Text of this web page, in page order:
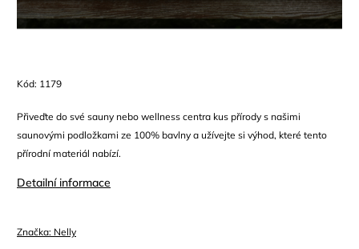
Kód: 1179
Přiveďte do své sauny nebo wellness centra kus přírody s našimi
saunovými podložkami ze 100% bavlny a užívejte si výhod, které tento
přírodní materiál nabízí.
Detailní informace
Značka: Nelly